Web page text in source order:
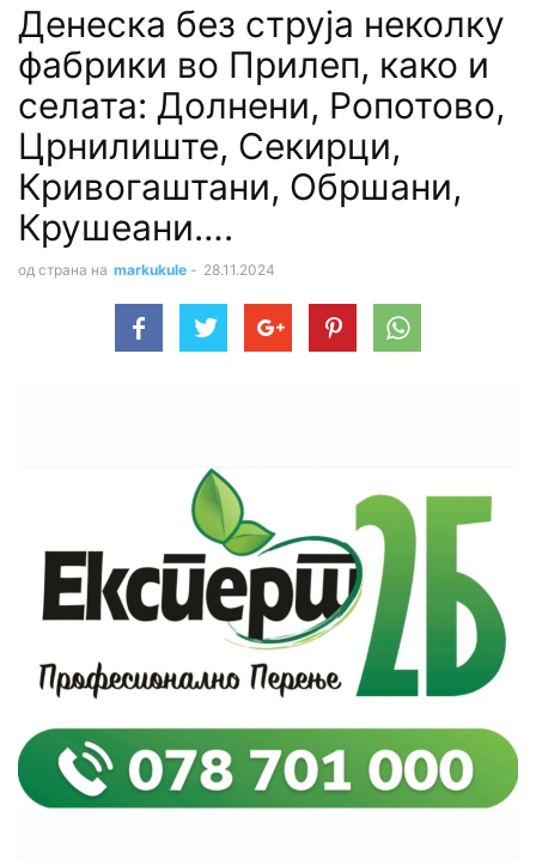
Денеска без струја неколку
фабрики во Прилеп, како и
селата: Долнени, Ропотово,
Црнилиште, Секирци,
Кривогаштани, Обршани,
Крушеани….
од страна на markukule - 28.11.2024